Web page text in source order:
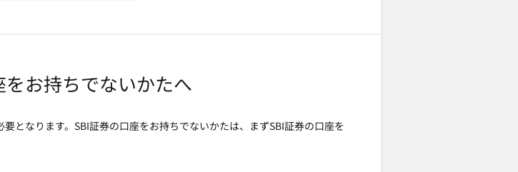
お持ちでないかたへ
となります。SBI証券の口座をお持ちでないかたは、まずSBI証券の口座を